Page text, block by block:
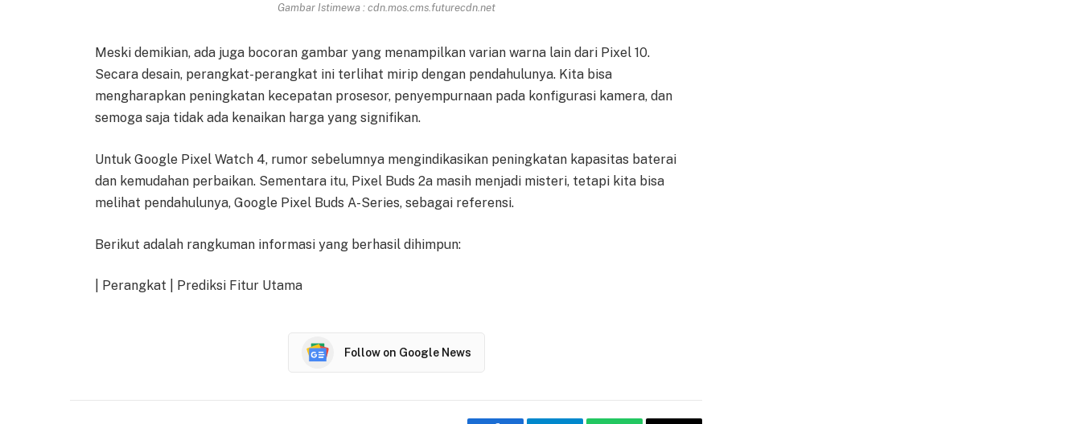
Gambar Istimewa : cdn.mos.cms.futurecdn.net
Meski demikian, ada juga bocoran gambar yang menampilkan varian warna lain dari Pixel 10.
Secara desain, perangkat-perangkat ini terlihat mirip dengan pendahulunya. Kita bisa
mengharapkan peningkatan kecepatan prosesor, penyempurnaan pada konfigurasi kamera, dan
semoga saja tidak ada kenaikan harga yang signifikan.
Untuk Google Pixel Watch 4, rumor sebelumnya mengindikasikan peningkatan kapasitas baterai
dan kemudahan perbaikan. Sementara itu, Pixel Buds 2a masih menjadi misteri, tetapi kita bisa
melihat pendahulunya, Google Pixel Buds A-Series, sebagai referensi.
Berikut adalah rangkuman informasi yang berhasil dihimpun:
| Perangkat | Prediksi Fitur Utama
Follow on Google News